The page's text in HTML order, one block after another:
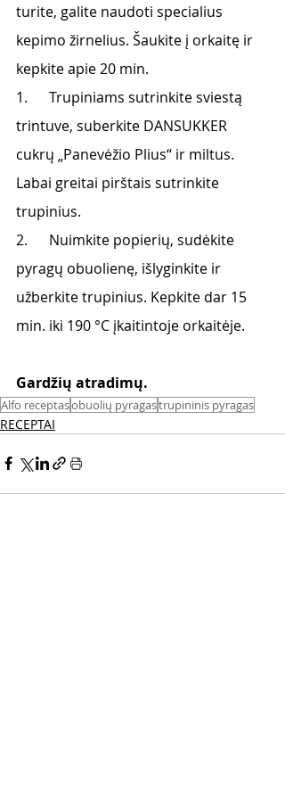
turite, galite naudoti specialius
kepimo žirnelius. Šaukite į orkaitę ir
kepkite apie 20 min.
1.      Trupiniams sutrinkite sviestą
trintuve, suberkite DANSUKKER
cukrų „Panevėžio Plius“ ir miltus.
Labai greitai pirštais sutrinkite
trupinius.
2.      Nuimkite popierių, sudėkite
pyragų obuolienę, išlyginkite ir
užberkite trupinius. Kepkite dar 15
min. iki 190 °C įkaitintoje orkaitėje.
Gardžių atradimų.
Alfo receptasobuolių pyragastrupininis pyragas
RECEPTAI